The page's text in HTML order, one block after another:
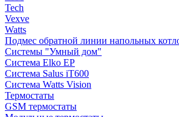
Tech
Vexve
Watts
Подмес обратной линии напольных
Системы "Умный дом"
Система Elko EP
Система Salus iT600
Система Watts Vision
Термостаты
GSM термостаты